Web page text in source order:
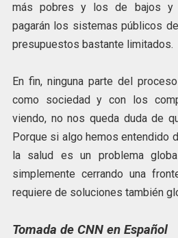
más pobres y los de bajos y
pagarán los sistemas públicos
presupuestos bastante limitados.
En fin, ninguna parte del
como sociedad y con los
viendo, no nos queda duda de
Porque si algo hemos entendido
la salud es un problema
simplemente cerrando una
requiere de soluciones también
Tomada de CNN en Español